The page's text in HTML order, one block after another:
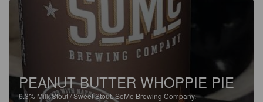
PEANUT BUTTER WHOPPIE PIE
6.3% Milk Stout / Sweet Stout.SoMe Brewing Company.